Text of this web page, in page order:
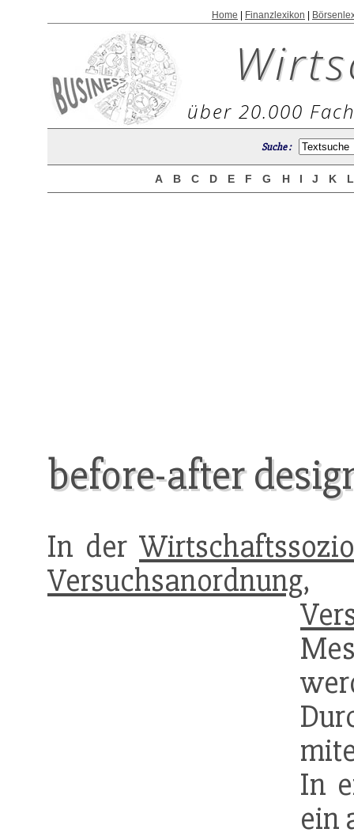
Home Finanzlexikon
über 20.000
Suche :
A B C D E F G H I J K
before-after
In der
Versuchsanordnung,
In
ein